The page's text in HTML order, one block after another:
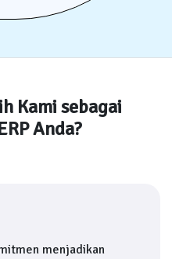
Kami sebagai
Anda?
menjadikan